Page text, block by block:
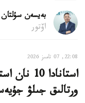
بەيسەن سۇلتان
اۆتور
22:08, 07 تامىز 2026
ورتالىق جىلۋ